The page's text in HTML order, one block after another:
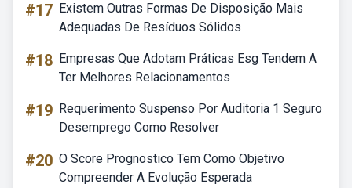
#17 Existem Outras Formas De Disposição Mais
Adequadas De Resíduos Sólidos
#18 Empresas Que Adotam Práticas Esg Tendem A
Ter Melhores Relacionamentos
#19 Requerimento Suspenso Por Auditoria 1 Seguro
Desemprego Como Resolver
#20 O Score Prognostico Tem Como Objetivo
Compreender A Evolução Esperada